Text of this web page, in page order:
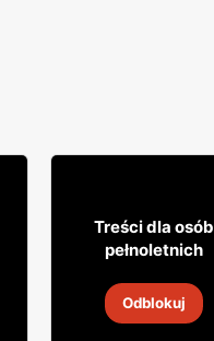
26 99
19 sie 2026
Treści dla osób
pełnoletnich
Odblokuj